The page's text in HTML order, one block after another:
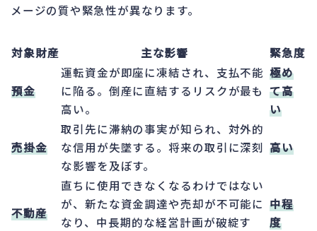
メージの質や緊急性が異なります。
対象財産 主な影響 緊急度
預金
運転資金が即座に凍結され、支払不能
に陥る。倒産に直結するリスクが最も
高い。
極め
て高
い
売掛金
取引先に滞納の事実が知られ、対外的
な信用が失墜する。将来の取引に深刻
な影響を及ぼす。
高い
不動産
直ちに使用できなくなるわけではない
が、新たな資金調達や売却が不可能に
なり、中長期的な経営計画が破綻す
中程
度